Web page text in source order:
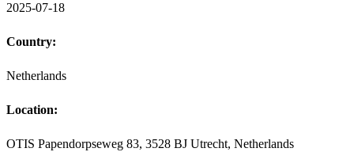
2025-07-18
Country:
Netherlands
Location:
OTIS Papendorpseweg 83, 3528 BJ Utrecht, Netherlands